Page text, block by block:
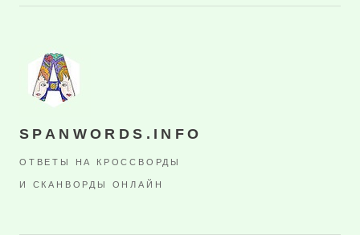
SPANWORDS.INFO
ОТВЕТЫ НА КРОССВОРДЫ
И СКАНВОРДЫ ОНЛАЙН